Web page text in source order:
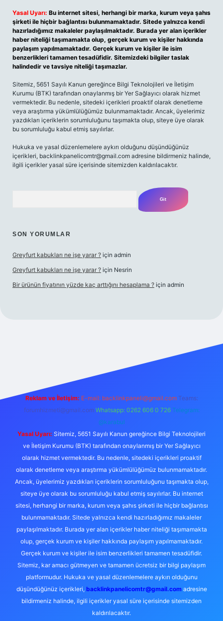
Yasal Uyarı: Bu internet sitesi, herhangi bir marka, kurum veya şahıs
şirketi ile hiçbir bağlantısı bulunmamaktadır. Sitede yalnızca kendi
hazırladığımız makaleler paylaşılmaktadır. Burada yer alan içerikler
haber niteliği taşımamakta olup, gerçek kurum ve kişiler hakkında
paylaşım yapılmamaktadır. Gerçek kurum ve kişiler ile isim
benzerlikleri tamamen tesadüfidir. Sitemizdeki bilgiler taslak
halindedir ve tavsiye niteliği taşımazlar.
Sitemiz, 5651 Sayılı Kanun gereğince Bilgi Teknolojileri ve İletişim
Kurumu (BTK) tarafından onaylanmış bir Yer Sağlayıcı olarak hizmet
vermektedir. Bu nedenle, sitedeki içerikleri proaktif olarak denetleme
veya araştırma yükümlülüğümüz bulunmamaktadır. Ancak, üyelerimiz
yazdıkları içeriklerin sorumluluğunu taşımakta olup, siteye üye olarak
bu sorumluluğu kabul etmiş sayılırlar.
Hukuka ve yasal düzenlemelere aykırı olduğunu düşündüğünüz
içerikleri, backlinkpanelicomtr@gmail.com adresine bildirmeniz halinde,
ilgili içerikler yasal süre içerisinde sitemizden kaldırılacaktır.
SON YORUMLAR
Greyfurt kabukları ne işe yarar ? için admin
Greyfurt kabukları ne işe yarar ? için Nesrin
Bir ürünün fiyatının yüzde kaç arttığını hesaplama ? için admin
Reklam ve İletişim: E-mail: backlinkpaneli@gmail.com Teams:
forumhizmeti@gmail.com Whatsapp: 0262 606 0 726 Telegram:
@karabul
Yasal Uyarı: Sitemiz, 5651 Sayılı Kanun gereğince Bilgi Teknolojileri
ve İletişim Kurumu (BTK) tarafından onaylanmış bir Yer Sağlayıcı
olarak hizmet vermektedir. Bu nedenle, sitedeki içerikleri proaktif
olarak denetleme veya araştırma yükümlülüğümüz bulunmamaktadır.
Ancak, üyelerimiz yazdıkları içeriklerin sorumluluğunu taşımakta olup,
siteye üye olarak bu sorumluluğu kabul etmiş sayılırlar. Bu internet
sitesi, herhangi bir marka, kurum veya şahıs şirketi ile hiçbir bağlantısı
bulunmamaktadır. Sitede yalnızca kendi hazırladığımız makaleler
paylaşılmaktadır. Burada yer alan içerikler haber niteliği taşımamakta
olup, gerçek kurum ve kişiler hakkında paylaşım yapılmamaktadır.
Gerçek kurum ve kişiler ile isim benzerlikleri tamamen tesadüfidir.
Sitemiz, kar amacı gütmeyen ve tamamen ücretsiz bir bilgi paylaşım
platformudur. Hukuka ve yasal düzenlemelere aykırı olduğunu
düşündüğünüz içerikleri, backlinkpanelicomtr@gmail.comadresine
bildirmeniz halinde, ilgili içerikler yasal süre içerisinde sitemizden
kaldırılacaktır.